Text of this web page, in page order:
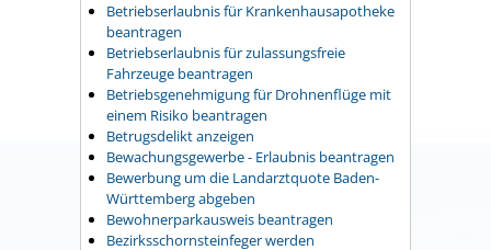
Betriebserlaubnis für Krankenhausapotheke
beantragen
Betriebserlaubnis für zulassungsfreie
Fahrzeuge beantragen
Betriebsgenehmigung für Drohnenflüge mit
einem Risiko beantragen
Betrugsdelikt anzeigen
Bewachungsgewerbe - Erlaubnis beantragen
Bewerbung um die Landarztquote Baden-
Württemberg abgeben
Bewohnerparkausweis beantragen
Bezirksschornsteinfeger werden